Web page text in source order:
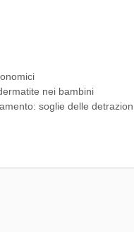
nei bambini
soglie delle